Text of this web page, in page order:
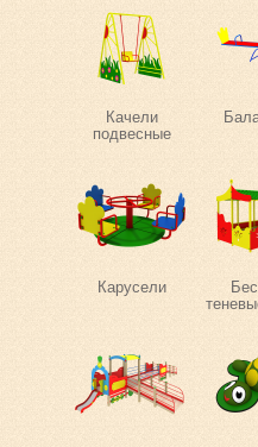
Качели
подвесные
Карусели